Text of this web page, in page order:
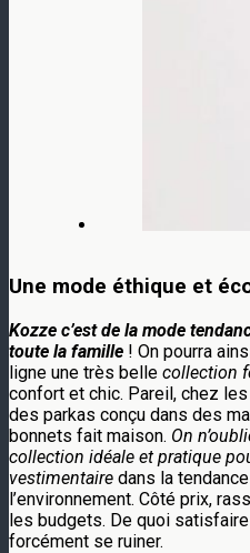
Une mode éthique et
Kozze c’est de la mode
toute la famille ! On pourra
ligne une très belle collection
confort et chic. Pareil, chez
des parkas conçu dans des
bonnets fait maison. On
collection idéale et pratique
vestimentaire dans la
l’environnement. Côté prix,
les budgets. De quoi
forcément se ruiner.